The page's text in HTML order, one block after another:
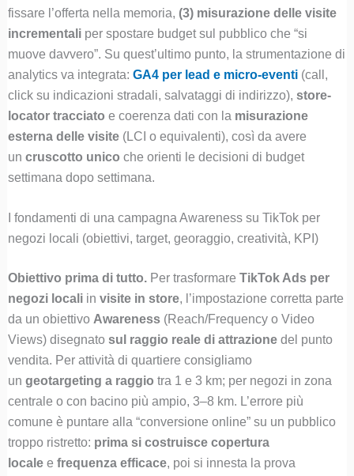
fissare l’offerta nella memoria, (3) misurazione delle visite
incrementaliper spostare budget sul pubblico che “si
muove davvero”. Su quest’ultimo punto, la strumentazione di
analytics va integrata: GA4 per lead e micro-eventi(call,
click su indicazioni stradali, salvataggi di indirizzo), store-
locator tracciato e coerenza dati con la misurazione
esterna delle visite(LCI o equivalenti), così da avere
un cruscotto unico che orienti le decisioni di budget
settimana dopo settimana.
I fondamenti di una campagna Awareness su TikTok per
negozi locali (obiettivi, target, georaggio, creatività, KPI)
Obiettivo prima di tutto.Per trasformare TikTok Ads per
negozi localiin visite in store, l’impostazione corretta parte
da un obiettivo Awareness(Reach/Frequency o Video
Views) disegnato sul raggio reale di attrazionedel punto
vendita. Per attività di quartiere consigliamo
un geotargeting a raggio tra 1 e 3 km; per negozi in zona
centrale o con bacino più ampio, 3–8 km. L’errore più
comune è puntare alla “conversione online” su un pubblico
troppo ristretto: prima si costruisce copertura
localee frequenza efficace, poi si innesta la prova